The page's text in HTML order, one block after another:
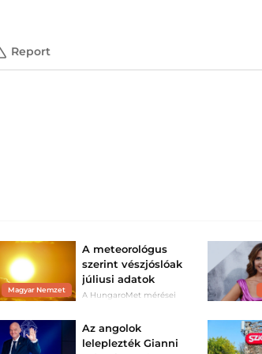
Report
Magyar Nemzet
A meteorológus
szerint vészjóslóak
júliusi adatok
A HungaroMet mérései
hullott le.
Az angolok
leleplezték Gianni